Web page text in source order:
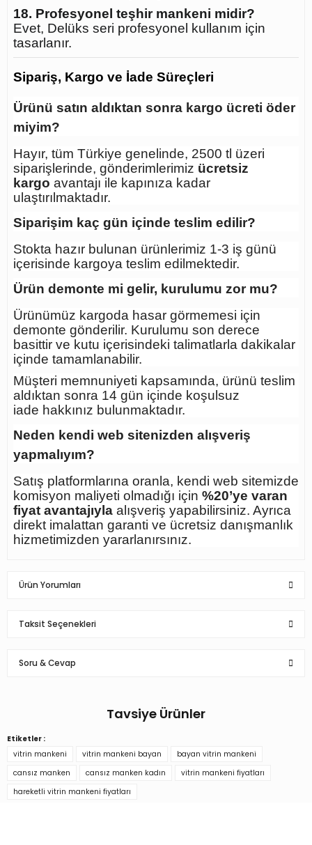
18. Profesyonel teşhir mankeni midir?
Evet, Delüks seri profesyonel kullanım için
tasarlanır.
Sipariş, Kargo ve İade Süreçleri
Ürünü satın aldıktan sonra kargo ücreti öder
miyim?
Hayır, tüm Türkiye genelinde, 2500 tl üzeri
siparişlerinde, gönderimlerimiz ücretsiz
kargo avantajı ile kapınıza kadar
ulaştırılmaktadır.
Siparişim kaç gün içinde teslim edilir?
Stokta hazır bulunan ürünlerimiz 1-3 iş günü
içerisinde kargoya teslim edilmektedir.
Ürün demonte mi gelir, kurulumu zor mu?
Ürünümüz kargoda hasar görmemesi için
demonte gönderilir. Kurulumu son derece
basittir ve kutu içerisindeki talimatlarla dakikalar
içinde tamamlanabilir.
Müşteri memnuniyeti kapsamında, ürünü teslim
aldıktan sonra 14 gün içinde koşulsuz
iade hakkınız bulunmaktadır.
Neden kendi web sitenizden alışveriş
yapmalıyım?
Satış platformlarına oranla, kendi web sitemizde
komisyon maliyeti olmadığı için %20’ye varan
fiyat avantajıyla alışveriş yapabilirsiniz. Ayrıca
direkt imalattan garanti ve ücretsiz danışmanlık
hizmetimizden yararlanırsınız.
Ürün Yorumları
Taksit Seçenekleri
Soru & Cevap
Ürün hakkında henüz soru sorulmamış.
Soru Sor
Tavsiye Ürünler
14.900,00 TL
Etiketler :
vitrin mankeni
vitrin mankeni bayan
bayan vitrin mankeni
cansız manken
cansız manken kadın
vitrin mankeni fiyatları
hareketli vitrin mankeni fiyatları